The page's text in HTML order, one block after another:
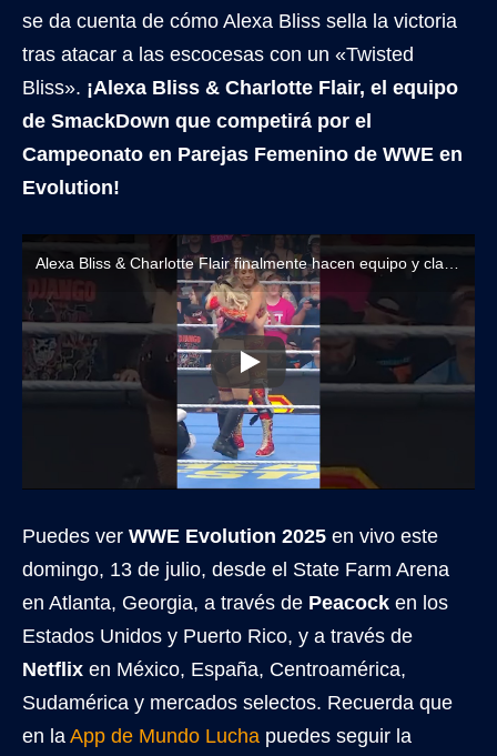
se da cuenta de cómo Alexa Bliss sella la victoria
tras atacar a las escocesas con un «Twisted
Bliss». ¡Alexa Bliss & Charlotte Flair, el equipo
de SmackDown que competirá por el
Campeonato en Parejas Femenino de WWE en
Evolution!
Puedes ver WWE Evolution 2025 en vivo este
domingo, 13 de julio, desde el State Farm Arena
en Atlanta, Georgia, a través de Peacock en los
Estados Unidos y Puerto Rico, y a través de
Netflix en México, España, Centroamérica,
Sudamérica y mercados selectos. Recuerda que
en la App de Mundo Lucha puedes seguir la